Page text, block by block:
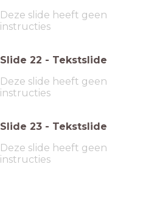
Deze slide heeft geen
instructies
Slide 22 - Tekstslide
Deze slide heeft geen
instructies
Slide 23 - Tekstslide
Deze slide heeft geen
instructies